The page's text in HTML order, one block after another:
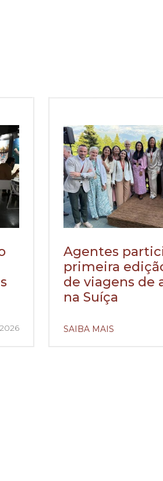
Agentes
primeira
de viagens de
na Suíça
SAIBA MAIS